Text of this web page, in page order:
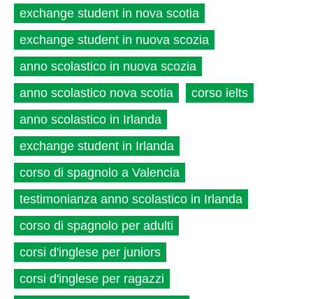
exchange student in nova scotia
exchange student in nuova scozia
anno scolastico in nuova scozia
anno scolastico nova scotia
corso ielts
anno scolastico in Irlanda
exchange student in Irlanda
corso di spagnolo a Valencia
testimonianza anno scolastico in Irlanda
corso di spagnolo per adulti
corsi d'inglese per juniors
corsi d'inglese per ragazzi